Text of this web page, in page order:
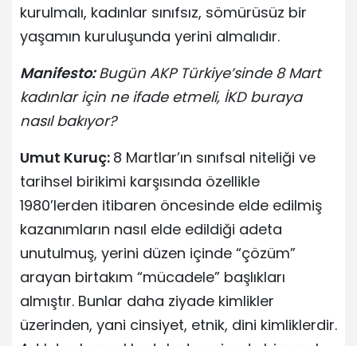
kurulmalı, kadınlar sınıfsız, sömürüsüz bir
yaşamın kuruluşunda yerini almalıdır.
Manifesto:Bugün AKP Türkiye’sinde 8 Mart
kadınlar için ne ifade etmeli, İKD buraya
nasıl bakıyor?
Umut Kuruç: 8 Martlar’ın sınıfsal niteliği ve
tarihsel birikimi karşısında özellikle
1980’lerden itibaren öncesinde elde edilmiş
kazanımların nasıl elde edildiği adeta
unutulmuş, yerini düzen içinde “çözüm”
arayan birtakım “mücadele” başlıkları
almıştır. Bunlar daha ziyade kimlikler
üzerinden, yani cinsiyet, etnik, dini kimliklerdir.